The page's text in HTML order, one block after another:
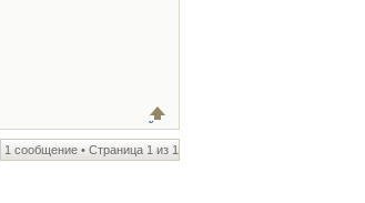
1 сообщение • Страница 1 из 1